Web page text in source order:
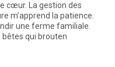
cœur. La gestion des
m’apprend la patience.
une ferme familiale.
bêtes qui brouten